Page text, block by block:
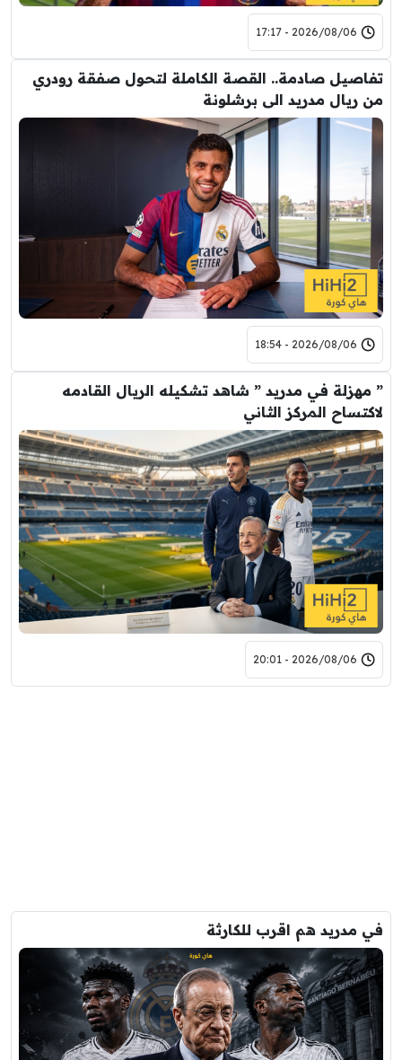
2026/08/06 - 17:17
تفاصيل صادمة.. القصة الكاملة لتحول صفقة رودري
من ريال مدريد الى برشلونة
2026/08/06 - 18:54
” مهزلة في مدريد ” شاهد تشكيله الريال القادمه
لاكتساح المركز الثاني
2026/08/06 - 20:01
في مدريد هم اقرب للكارثة